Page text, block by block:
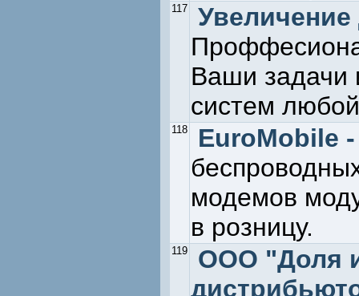
117
Увеличение
Ваши задачи
систем
118
EuroMobile
модемов
в розницу.
119
ООО "Доля